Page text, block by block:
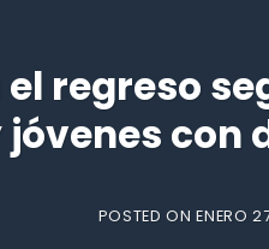
regreso
con
POSTED ONENERO